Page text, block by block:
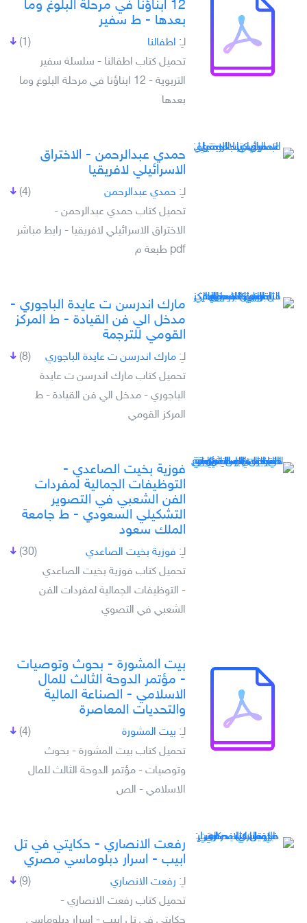
12 ابناؤنا في مرحلة البلوغ وما
بعدها - ط سفير
(1) لـِ: اطفالنا
تحميل كتاب اطفالنا - سلسلة سفير
التربوية - 12 ابناؤنا في مرحلة البلوغ وما
بعدها
حمدي عبدالرحمن - الاختراق
الاسرائيلي لافريقيا
(4) لـِ: حمدي عبدالرحمن
تحميل كتاب حمدي عبدالرحمن -
الاختراق الاسرائيلي لافريقيا - رابط مباشر
pdf طبعة م
مارك اندرسن ت عايدة الباجوري -
مدخل الي فن القيادة - ط المركز
القومي للترجمة
(8) لـِ: مارك اندرسن ت عايدة الباجوري
تحميل كتاب مارك اندرسن ت عايدة
الباجوري - مدخل الي فن القيادة - ط
المركز القومي
فوزية بخيت الصاعدي -
التوظيفات الجمالية لمفردات
الفن الشعبي في التصوير
التشكيلي السعودي - ط جامعة
الملك سعود
(30) لـِ: فوزية بخيت الصاعدي
تحميل كتاب فوزية بخيت الصاعدي
- التوظيفات الجمالية لمفردات الفن
الشعبي في التصوي
بيت المشورة - بحوث وتوصيات
- مؤتمر الدوحة الثالث للمال
الاسلامي - الصناعة المالية
والتحديات المعاصرة
(4) لـِ: بيت المشورة
تحميل كتاب بيت المشورة - بحوث
وتوصيات - مؤتمر الدوحة الثالث للمال
الاسلامي - الص
رفعت الانصاري - حكايتي في تل
ابيب - اسرار دبلوماسي مصري
(9) لـِ: رفعت الانصاري
تحميل كتاب رفعت الانصاري -